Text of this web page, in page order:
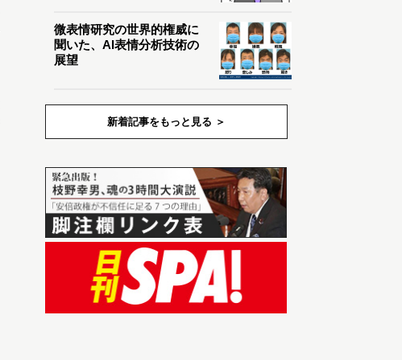
微表情研究の世界的権威に
聞いた、AI表情分析技術の
展望
新着記事をもっと見る